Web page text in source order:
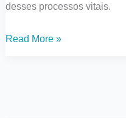
desses processos vitais.
Read More »